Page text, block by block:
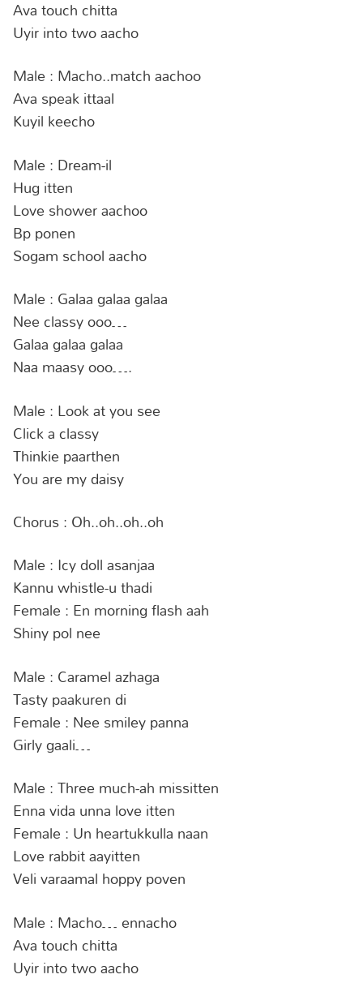
Ava touch chitta
Uyir into two aacho
Male : Macho..match aachoo
Ava speak ittaal
Kuyil keecho
Male : Dream-il
Hug itten
Love shower aachoo
Bp ponen
Sogam school aacho
Male : Galaa galaa galaa
Nee classy ooo…
Galaa galaa galaa
Naa maasy ooo….
Male : Look at you see
Click a classy
Thinkie paarthen
You are my daisy
Chorus : Oh..oh..oh..oh
Male : Icy doll asanjaa
Kannu whistle-u thadi
Female : En morning flash aah
Shiny pol nee
Male : Caramel azhaga
Tasty paakuren di
Female : Nee smiley panna
Girly gaali…
Male : Three much-ah missitten
Enna vida unna love itten
Female : Un heartukkulla naan
Love rabbit aayitten
Veli varaamal hoppy poven
Male : Macho… ennacho
Ava touch chitta
Uyir into two aacho